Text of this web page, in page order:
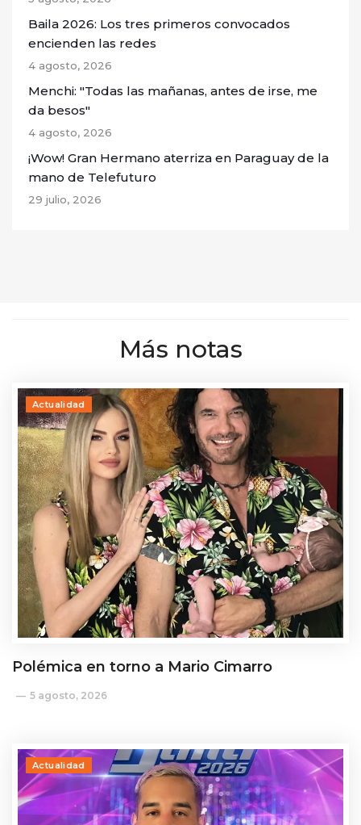
Baila 2026: Los tres primeros convocados
encienden las redes
4 agosto, 2026
Menchi: "Todas las mañanas, antes de irse, me
da besos"
4 agosto, 2026
¡Wow! Gran Hermano aterriza en Paraguay de la
mano de Telefuturo
29 julio, 2026
Más notas
Actualidad
Polémica en torno a Mario Cimarro
5 agosto, 2026
Actualidad